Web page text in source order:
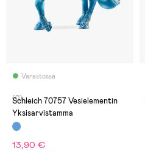
Varastossa
(0)
Schleich 70757 Vesielementin
Yksisarvistamma
13,90 €